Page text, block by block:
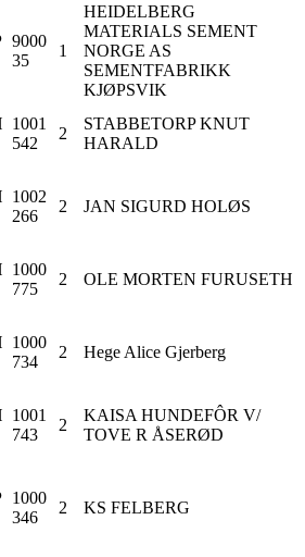
9000
35
1
HEIDELBERG
MATERIALS SEMENT
NORGE AS
SEMENTFABRIKK
KJØPSVIK
1001
542
2
STABBETORP KNUT
HARALD
1002
266
2 JAN SIGURD HOLØS
1000
775
2 OLE MORTEN FURUSETH
1000
734
2 Hege Alice Gjerberg
1001
743
2
KAISA HUNDEFÔR V/
TOVE R ÅSERØD
1000
346
2 KS FELBERG